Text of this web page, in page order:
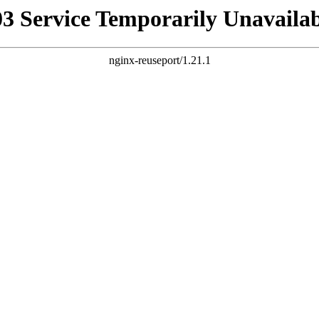
Service Temporarily
nginx-reuseport/1.21.1